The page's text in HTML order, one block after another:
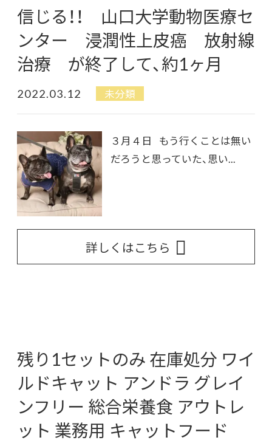
信じる！！ 山口大学動物医療セ
ンター 浸潤性上皮癌 放射線
治療 が終了して、約1ヶ月
2022.03.12 未分類
３月４日 もう行くことは無い
だろうと思っていた、思い...
詳しくはこちら
残り1セットのみ 在庫処分 ワイ
ルドキャット アンドラ グレイ
ンフリー 総合栄養食 アウトレ
ット 業務用 キャットフード